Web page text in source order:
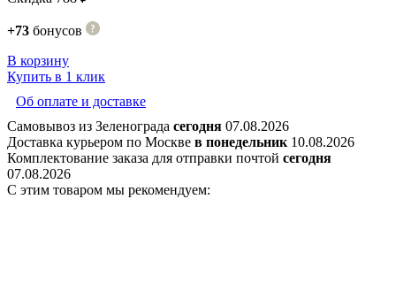
+73 бонусов
В корзину
Купить в 1 клик
Об оплате и доставке
Самовывоз из Зеленограда сегодня 07.08.2026
Доставка курьером по Москве в понедельник 10.08.2026
Комплектование заказа для отправки почтой сегодня
07.08.2026
С этим товаром мы рекомендуем: